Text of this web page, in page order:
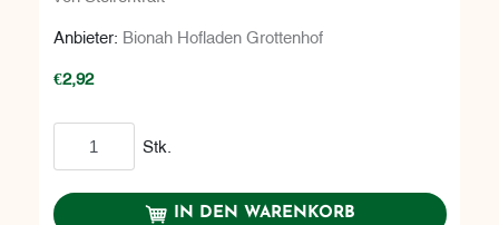
Anbieter: Bionah Hofladen Grottenhof
€2,92
Stk.
IN DEN WARENKORB